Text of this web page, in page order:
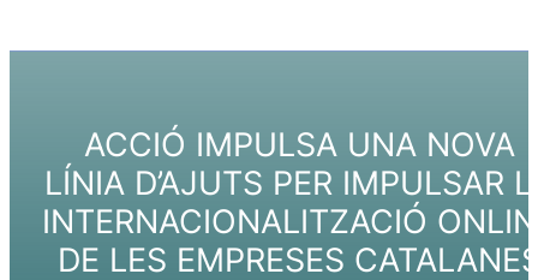
ACCIÓ IMPULSA UNA NOVA
LÍNIA D’AJUTS PER IMPULSAR
INTERNACIONALITZACIÓ
DE LES EMPRESES